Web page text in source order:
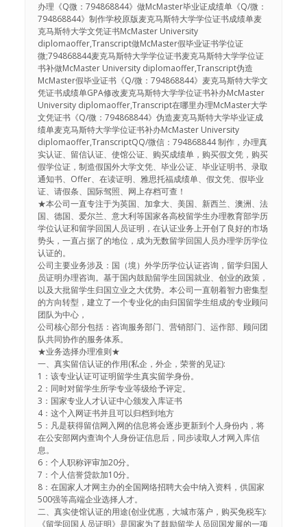
办理《Q微：794868844》做McMaster毕业证成绩单《Q/微：
794868844》制作学校原版麦克马斯特大学学位证书成绩单麦
克马斯特大学文凭证书McMaster University
diplomaoffer,Transcript做McMaster假毕业证书学位证
微;794868844麦克马斯特大学学位证书麦克马斯特大学学位证
书补做McMaster University diplomaoffer,Transcript伪造
McMaster假毕业证书《Q/微：794868844》麦克马斯特大学文
凭证书成绩单GPA修改麦克马斯特大学学位证书补办McMaster
University diplomaoffer,Transcript在哪里办理McMaster大学
文凭证书《Q/微：794868844》伪造麦克马斯特大学毕业证成
绩单麦克马斯特大学学位证书补办McMaster University
diplomaoffer,TranscriptQQ/微信：794868844 制作，办理真
实认证、留信认证、使馆公证、购买成绩单，购买假文凭，购买
假学位证，制造假国外大学文凭、毕业公证、毕业证明书、录取
通知书、Offer、在读证明、雅思托福成绩单、假文凭、假毕业
证、请假条、国际驾照、网上存档可查！
★本公司一直专注于为英国、加拿大、美国、新西兰、澳洲、法
国、德国、爱尔兰、意大利等国家各高校留学生办理教育部学历
学位认证和留学回国人员证明，在认证业务上开创了良好的市场
势头，一直占据了的地位，成为无数留学回国人员办理学历学位
认证的。
公司主要业务涉及：国（境）外学历学位认证咨询，留学归国人
员证明办理咨询。基于国内鼓励留学生回国就业、创业的政策，
以及大批留学生归国立业之大优势。本公司一直朝着智力密集型
的方向转型，建立了一个专业化的由归国留学生组成的专业顾问
团队为中心，
公司核心部分包括：咨询服务部门、营销部门、运作部、顾问团
队共同协作的服务体系。
★业务选择办理准则★
一、真实留信认证的作用(私企，外企，荣誉的见证):
1：该专业认证可证明留学生真实留学身份。
2：同时对留学生所学专业等级给予评定。
3：国家专业人才认证中心颁发入库证书
4：这个入网证书并且可以归档到地方
5：凡是获得留信网入网的信息将会逐步更新到个人身份内，将
在公安部网内查询个人身份证信息后，同步读取人才网入库信
息。
6：个人职称评审加20分。
7：个人信誉贷款加10分。
8：在国家人才网主办的全国网络招聘大会中纳入资料，供国家
500强等高端企业选择人才。
二、真实使馆认证的用途(创业优惠，大城市落户，购买免税车):
《留学回国人员证明》是国家为了鼓励留学人员回国发展的一项